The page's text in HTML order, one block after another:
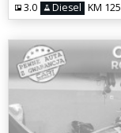
3.0 Diesel KM 125